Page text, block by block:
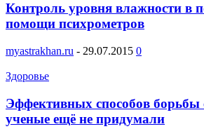
Контроль уровня влажности в
помощи психрометров
myastrakhan.ru - 29.07.2015 0
Здоровье
Эффективных способов
ученые ещё не придумали